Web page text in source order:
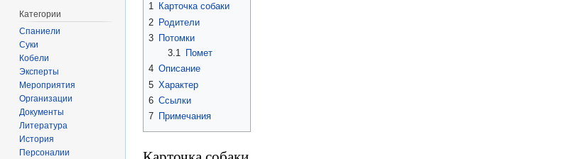
1 Карточка собаки
2 Родители
3 Потомки
3.1
Помет
4 Описание
5 Характер
6 Ссылки
7 Примечания
Категории
Спаниели
Суки
Кобели
Эксперты
Мероприятия
Организации
Документы
Литература
История
Персоналии